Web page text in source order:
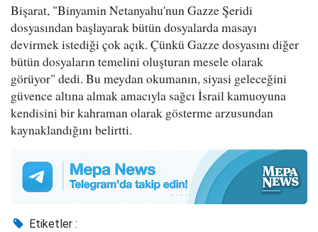
Bişarat, "Binyamin Netanyahu'nun Gazze Şeridi
dosyasından başlayarak bütün dosyalarda masayı
devirmek istediği çok açık. Çünkü Gazze dosyasını diğer
bütün dosyaların temelini oluşturan mesele olarak
görüyor" dedi. Bu meydan okumanın, siyasi geleceğini
güvence altına almak amacıyla sağcı İsrail kamuoyuna
kendisini bir kahraman olarak gösterme arzusundan
kaynaklandığını belirtti.
Etiketler :